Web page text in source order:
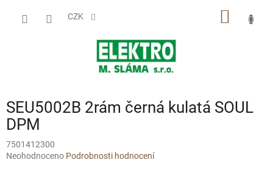
CZK
SEU5002B 2rám černá kulatá SOUL
DPM
7501412300
Průměrné
Neohodnoceno Podrobnosti hodnocení